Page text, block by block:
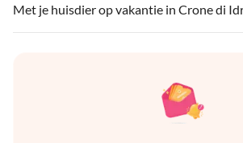
Met je huisdier op vakantie in Crone di